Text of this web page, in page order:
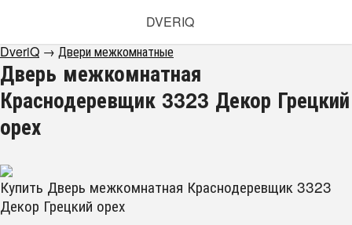
DVERIQ
DveriQ → Двери межкомнатные
Дверь межкомнатная
Краснодеревщик 3323 Декор Грецкий
орех
Купить Дверь межкомнатная Краснодеревщик 3323
Декор Грецкий орех